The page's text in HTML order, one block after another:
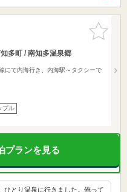
お気に入
りに追加
多町 / 南知多温泉郷
にて内海行き、内海駅～タクシーで
プル
プランを見る
ひとり温泉に行きました。俺って